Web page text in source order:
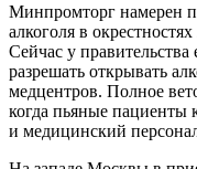
Минпромторг намерен
алкоголя в
Сейчас у правительства
разрешать открывать
медцентров. Полное
когда пьяные пациенты
и медицинский